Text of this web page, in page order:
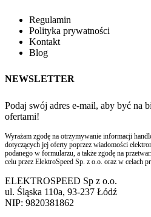
Regulamin
Polityka prywatności
Kontakt
Blog
NEWSLETTER
Podaj swój adres e-mail, aby być na
ofertami!
Wyrażam zgodę na otrzymywanie informacji
dotyczących jej oferty poprzez wiadomości
podanego w formularzu, a także zgodę na
celu przez ElektroSpeed Sp. z o.o. oraz w celach
ELEKTROSPEED Sp z o.o.
ul. Śląska 110a, 93-237 Łódź
NIP: 9820381862